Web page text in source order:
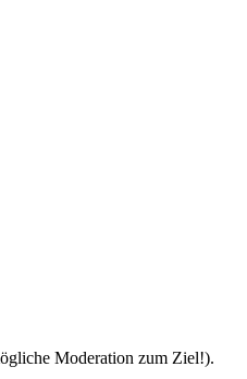
Moderation zum Ziel!).